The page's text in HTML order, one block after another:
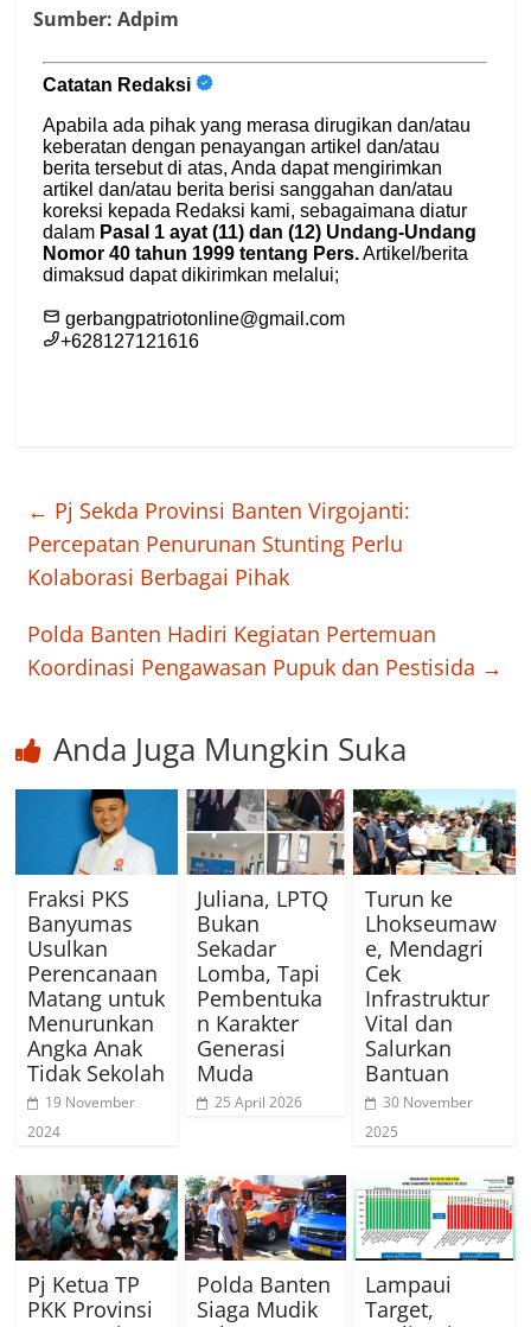
Sumber: Adpim
← Pj Sekda Provinsi Banten Virgojanti:
Percepatan Penurunan Stunting Perlu
Kolaborasi Berbagai Pihak
Polda Banten Hadiri Kegiatan Pertemuan
Koordinasi Pengawasan Pupuk dan Pestisida →
Anda Juga Mungkin Suka
Fraksi PKS
Banyumas
Usulkan
Perencanaan
Matang untuk
Menurunkan
Angka Anak
Tidak Sekolah
19 November
2024
Juliana, LPTQ
Bukan
Sekadar
Lomba, Tapi
Pembentuka
n Karakter
Generasi
Muda
25 April 2026
Turun ke
Lhokseumaw
e, Mendagri
Cek
Infrastruktur
Vital dan
Salurkan
Bantuan
30 November
2025
Pj Ketua TP
PKK Provinsi
Polda Banten
Siaga Mudik
Lampaui
Target,